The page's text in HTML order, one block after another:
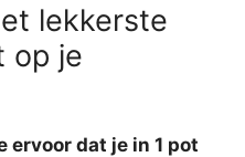
lekkerste
op je
ervoor dat je in 1 pot